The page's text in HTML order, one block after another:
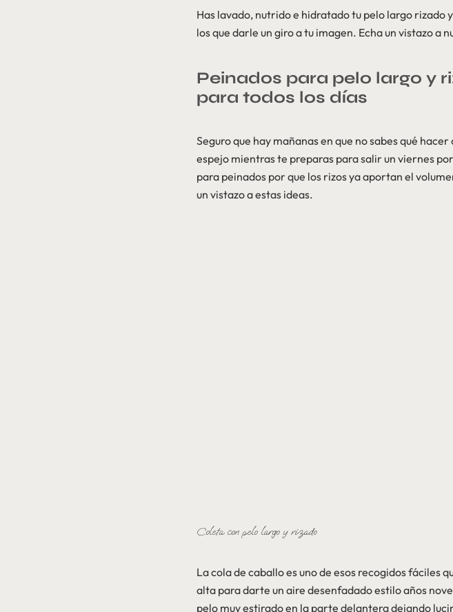
Has lavado, nutrido e hidratado tu pelo largo rizado
los que darle un giro a tu imagen. Echa un vistazo a
Peinados para pelo largo y
para todos los días
Seguro que hay mañanas en que no sabes qué
espejo mientras te preparas para salir un viernes
para peinados por que los rizos ya aportan el
un vistazo a estas ideas.
Coleta con pelo largo y rizado
La cola de caballo es uno de esos recogidos
alta para darte un aire desenfadado estilo años
pelo muy estirado en la parte delantera dejando